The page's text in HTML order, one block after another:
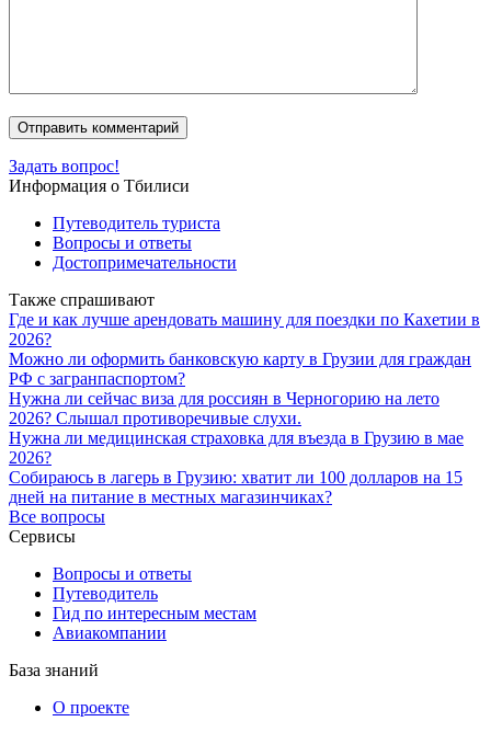
Задать вопрос!
Информация о Тбилиси
Путеводитель туриста
Вопросы и ответы
Достопримечательности
Также спрашивают
Где и как лучше арендовать машину для поездки по Кахетии в
2026?
Можно ли оформить банковскую карту в Грузии для граждан
РФ с загранпаспортом?
Нужна ли сейчас виза для россиян в Черногорию на лето
2026? Слышал противоречивые слухи.
Нужна ли медицинская страховка для въезда в Грузию в мае
2026?
Собираюсь в лагерь в Грузию: хватит ли 100 долларов на 15
дней на питание в местных магазинчиках?
Все вопросы
Сервисы
Вопросы и ответы
Путеводитель
Гид по интересным местам
Авиакомпании
База знаний
О проекте